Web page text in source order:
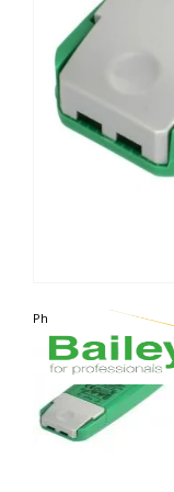
Photo non contractuelle